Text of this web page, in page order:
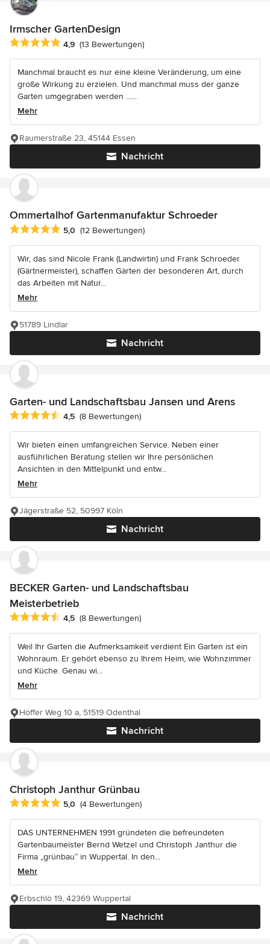
Irmscher GartenDesign
Durchschnittliche Bewertung: 4.9 von 5 Sternen
4,9 (13 Bewertungen)
Manchmal braucht es nur eine kleine Veränderung, um eine
große Wirkung zu erzielen. Und manchmal muss der ganze
Garten umgegraben werden ......
Mehr
Nachricht
Raumerstraße 23, 45144 Essen
Ommertalhof Gartenmanufaktur Schroeder
Durchschnittliche Bewertung: 5 von 5 Sternen
5,0 (12 Bewertungen)
Wir, das sind Nicole Frank (Landwirtin) und Frank Schroeder
(Gärtnermeister), schaffen Gärten der besonderen Art, durch
das Arbeiten mit Natur...
Mehr
Nachricht
51789 Lindlar
Garten- und Landschaftsbau Jansen und Arens
Durchschnittliche Bewertung: 4.5 von 5 Sternen
4,5 (8 Bewertungen)
Wir bieten einen umfangreichen Service. Neben einer
ausführlichen Beratung stellen wir Ihre persönlichen
Ansichten in den Mittelpunkt und entw...
Mehr
Nachricht
Jägerstraße 52, 50997 Köln
BECKER Garten- und Landschaftsbau
Meisterbetrieb
Durchschnittliche Bewertung: 4.5 von 5 Sternen
4,5 (8 Bewertungen)
Weil Ihr Garten die Aufmerksamkeit verdient Ein Garten ist ein
Wohnraum. Er gehört ebenso zu Ihrem Heim, wie Wohnzimmer
und Küche. Genau wi...
Mehr
Nachricht
Höffer Weg 10 a, 51519 Odenthal
Christoph Janthur Grünbau
Durchschnittliche Bewertung: 5 von 5 Sternen
5,0 (4 Bewertungen)
DAS UNTERNEHMEN 1991 gründeten die befreundeten
Gartenbaumeister Bernd Wetzel und Christoph Janthur die
Firma „grünbau“ in Wuppertal. In den...
Mehr
Nachricht
Erbschlö 19, 42369 Wuppertal